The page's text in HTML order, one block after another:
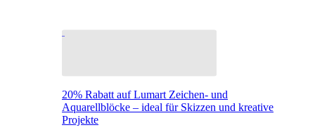
20% Rabatt auf Lumart Zeichen- und
Aquarellblöcke – ideal für Skizzen und kreative
Projekte